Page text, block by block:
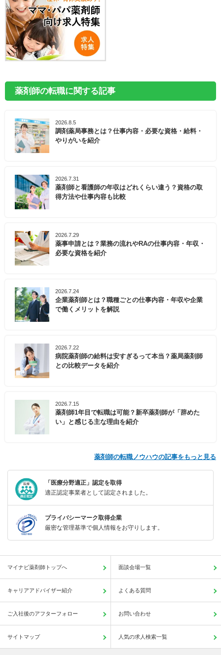
薬剤師の転職に関する記事
2026.8.5
調剤薬局事務とは？仕事内容・必要な資格・給料・
やりがいを紹介
2026.7.31
薬剤師と看護師の年収はどれくらい違う？資格の取
得方法や仕事内容も比較
2026.7.29
薬事申請とは？業務の流れやRAの仕事内容・年収・
必要な資格を紹介
2026.7.24
企業薬剤師とは？職種ごとの仕事内容・年収や企業
で働くメリットを解説
2026.7.22
病院薬剤師の給料は安すぎるって本当？薬局薬剤師
との比較データを紹介
2026.7.15
薬剤師1年目で転職は可能？新卒薬剤師が「辞めた
い」と感じる主な理由を紹介
薬剤師の転職ノウハウの記事をもっと見る
「医療分野適正」認定を取得
適正認定事業者として認定されました。
プライバシーマーク取得企業
厳密な管理基準で個人情報をお守りします。
マイナビ薬剤師トップへ 面談会場一覧
キャリアアドバイザー紹介 よくある質問
ご入社後のアフターフォロー お問い合わせ
サイトマップ 人気の求人検索一覧